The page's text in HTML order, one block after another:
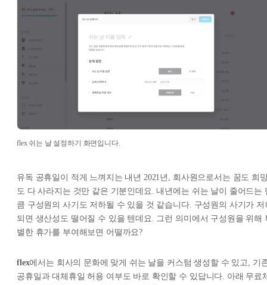
flex 쉬는 날 설정하기 화면입니다.
유독 공휴일이 적게 느껴지는 내년 2021년, 회사원으로서는 꿈도 희
도 다 사라지는 것만 같은 기분인데요. 내년에는 쉬는 날이 줄어드는
큼 구성원의 사기도 저하될 수 있을 것 같습니다. 구성원의 사기가 저
되면 생산성도 떨어질 수 있을 텐데요. 그런 의미에서 구성원을 위해
별한 휴가를 부여해보면 어떨까요?
flex에서는 회사의 문화에 맞게 쉬는 날을 커스텀 생성할 수 있고, 기
공휴일과 대체휴일 허용 여부도 바로 확인할 수 있답니다. 아래 무료